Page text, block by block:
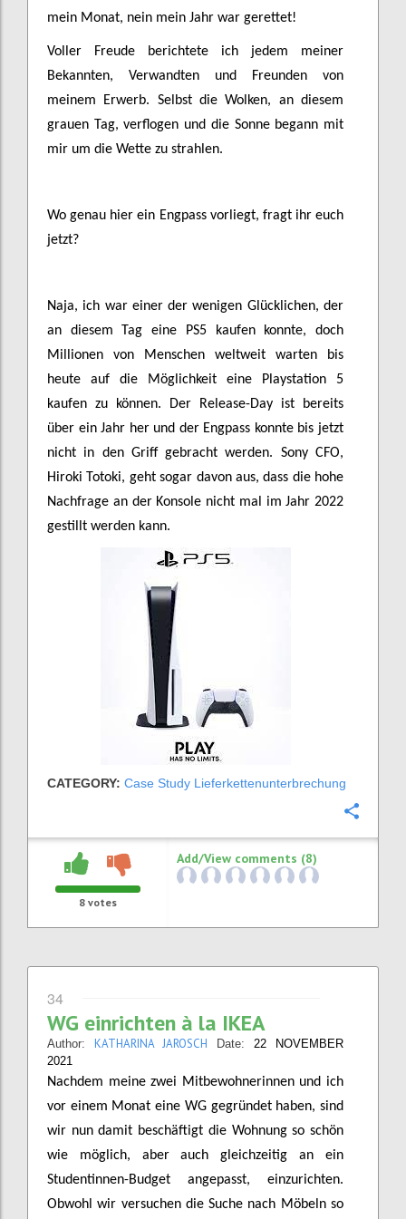
mein Monat, nein mein Jahr war gerettet!
Voller Freude berichtete ich jedem meiner
Bekannten, Verwandten und Freunden von
meinem Erwerb. Selbst die Wolken, an diesem
grauen Tag, verflogen und die Sonne begann mit
mir um die Wette zu strahlen.
Wo genau hier ein Engpass vorliegt, fragt ihr euch
jetzt?
Naja, ich war einer der wenigen Glücklichen, der
an diesem Tag eine PS5 kaufen konnte, doch
Millionen von Menschen weltweit warten bis
heute auf die Möglichkeit eine Playstation 5
kaufen zu können. Der Release-Day ist bereits
über ein Jahr her und der Engpass konnte bis jetzt
nicht in den Griff gebracht werden. Sony CFO,
Hiroki Totoki, geht sogar davon aus, dass die hohe
Nachfrage an der Konsole nicht mal im Jahr 2022
gestillt werden kann.
CATEGORY: Case Study Lieferkettenunterbrechung
8 votes
Add/View comments (8)
34
WG einrichten à la IKEA
Author: KATHARINA JAROSCH Date: 22 NOVEMBER
2021
Nachdem meine zwei Mitbewohnerinnen und ich
vor einem Monat eine WG gegründet haben, sind
wir nun damit beschäftigt die Wohnung so schön
wie möglich, aber auch gleichzeitig an ein
Studentinnen-Budget angepasst, einzurichten.
Obwohl wir versuchen die Suche nach Möbeln so